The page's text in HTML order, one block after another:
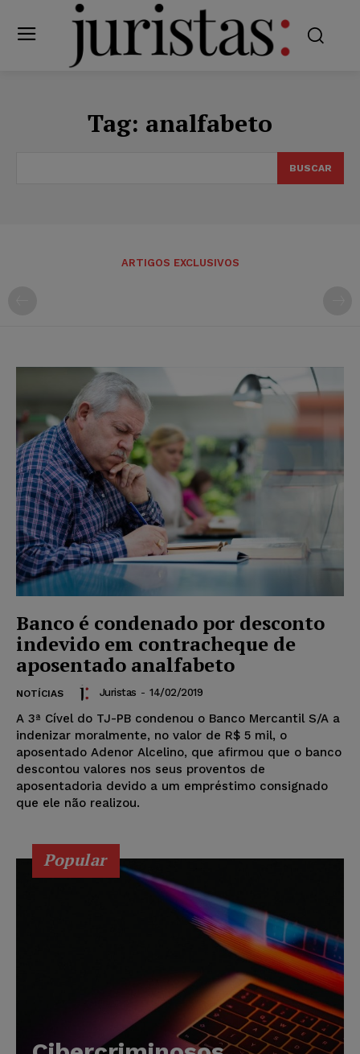
Tag: analfabeto
BUSCAR
ARTIGOS EXCLUSIVOS
Banco é condenado por desconto
indevido em contracheque de
aposentado analfabeto
NOTÍCIAS Juristas - 14/02/2019
A 3ª Cível do TJ-PB condenou o Banco Mercantil S/A a
indenizar moralmente, no valor de R$ 5 mil, o
aposentado Adenor Alcelino, que afirmou que o banco
descontou valores nos seus proventos de
aposentadoria devido a um empréstimo consignado
que ele não realizou.
Popular